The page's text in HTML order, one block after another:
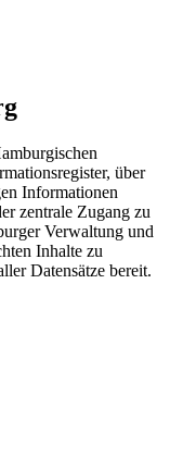
über
Informationen
zentrale Zugang zu
Verwaltung und
Inhalte zu
Datensätze bereit.